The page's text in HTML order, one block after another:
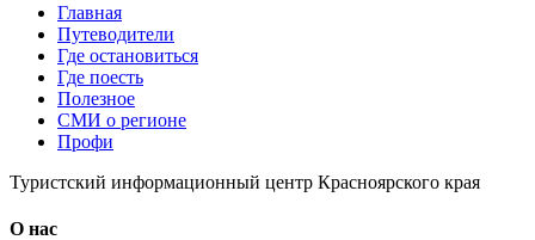
Главная
Путеводители
Где остановиться
Где поесть
Полезное
СМИ о регионе
Профи
Туристский информационный центр Красноярского края
О нас